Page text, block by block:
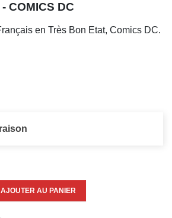
COMICS DC
en Très Bon Etat, Comics DC.
AJOUTER AU PANIER